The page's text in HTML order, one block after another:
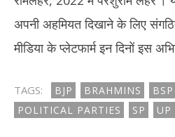
अपनी अहमियत दिखाने के लिए
मीडिया के प्लेटफार्म इन दिनों इस
TAGS: BJP BRAHMINS BSP
POLITICAL PARTIES
SP UP